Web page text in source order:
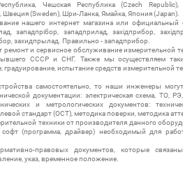
Чешская Республика (Czech
(Sweden), Шри-Ланка, Ямайка, Япония (Japan).
нашего интернет магазина или официальный
западпрібор, западприлад, західприбор,
захидпрылад. Правильно - западприбор.
ремонт и сервисное обслуживание измерительной
СССР и СНГ. Также мы осуществляем
испытание средств измерительной
самостоятельно, то наши инженеры
документации: электрическая схема, ТО,
и метрологических документов:
стандарт (ОСТ), методика поверки, методика
техники от производителя данного
(программа, драйвер) необходимый для
правовых документов, которые
указ, временное положение.